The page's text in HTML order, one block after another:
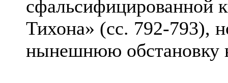
сфальсифицированной
Тихона» (сс. 792-793),
нынешнюю обстановку